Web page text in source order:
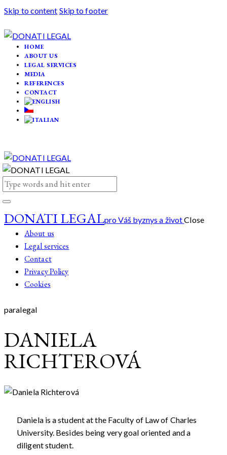
Skip to content Skip to footer
HOME
ABOUT US
LEGAL SERVICES
MEDIA
REFERENCES
CONTACT
DONATI LEGALpro Váš byznys a životClose
About us
Legal services
Contact
Privacy Policy
Cookies
paralegal
DANIELA
RICHTEROVÁ
Daniela is a student at the Faculty of Law of Charles
University. Besides being very goal oriented and a
diligent student.